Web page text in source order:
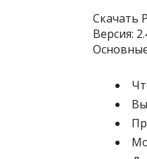
Скачать
Версия: